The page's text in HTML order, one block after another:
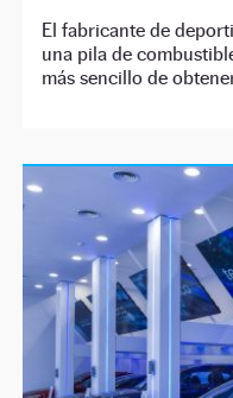
El fabricante de
una pila de
más sencillo de